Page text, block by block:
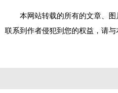
本网站转载的所有的文章、
联系到作者侵犯到您的权益，请